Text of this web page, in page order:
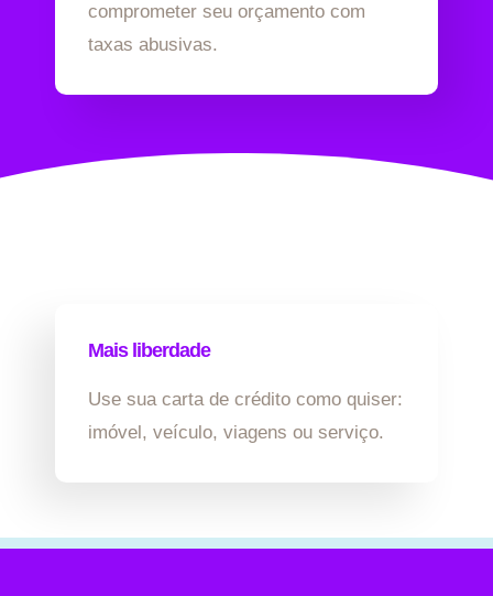
comprometer seu orçamento com
taxas abusivas.
Mais liberdade
Use sua carta de crédito como quiser:
imóvel, veículo, viagens ou serviço.